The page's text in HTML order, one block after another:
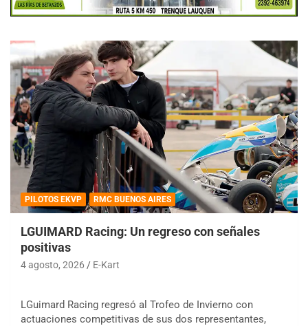
PILOTOS EKVP RMC BUENOS AIRES
LGUIMARD Racing: Un regreso con señales
positivas
4 agosto, 2026 E-Kart
LGuimard Racing regresó al Trofeo de Invierno con
actuaciones competitivas de sus dos representantes,